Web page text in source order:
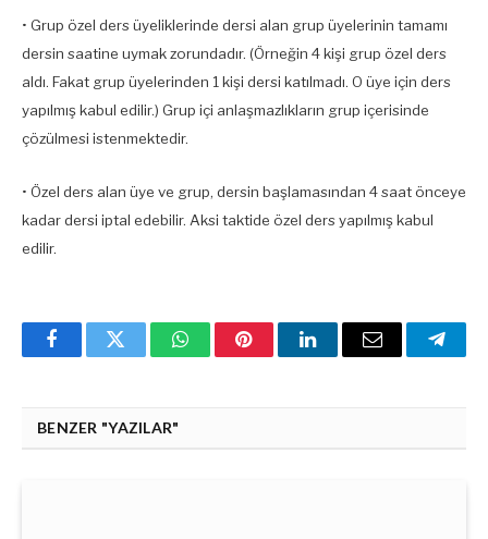
• Grup özel ders üyeliklerinde dersi alan grup üyelerinin tamamı
dersin saatine uymak zorundadır. (Örneğin 4 kişi grup özel ders
aldı. Fakat grup üyelerinden 1 kişi dersi katılmadı. O üye için ders
yapılmış kabul edilir.) Grup içi anlaşmazlıkların grup içerisinde
çözülmesi istenmektedir.
• Özel ders alan üye ve grup, dersin başlamasından 4 saat önceye
kadar dersi iptal edebilir. Aksi taktide özel ders yapılmış kabul
edilir.
FacebookTwitter WhatsAppPinterestLinkedin'de
Email
BENZER "YAZILAR"